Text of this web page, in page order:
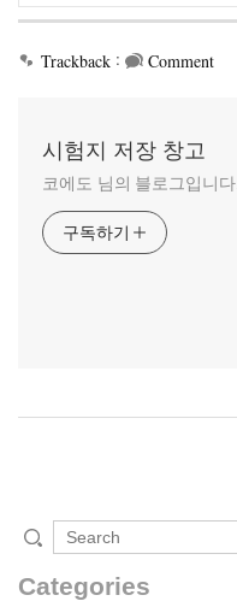
Trackback : Comment
시험지 저장 창고
코에도 님의 블로그입니다.
구독하기
Categories